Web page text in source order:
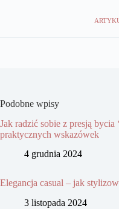
Podobne wpisy
Jak radzić sobie z presją bycia
praktycznych wskazówek
4 grudnia 2024
Elegancja casual – jak
3 listopada 2024